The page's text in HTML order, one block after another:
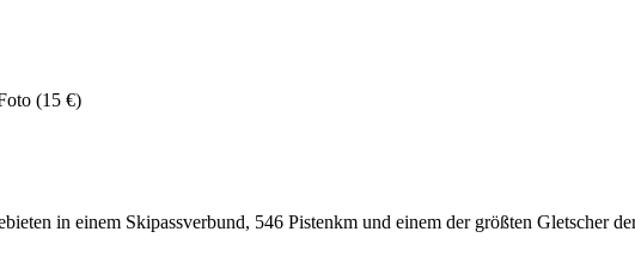
(15 €)
in einem Skipassverbund, 546 Pistenkm und einem der größten Gletscher